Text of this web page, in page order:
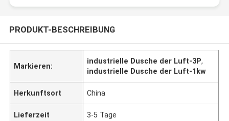
PRODUKT-BESCHREIBUNG
Markieren:
industrielle Dusche der Luft-3P,
industrielle Dusche der Luft-1kw
Herkunftsort China
Lieferzeit 3-5 Tage